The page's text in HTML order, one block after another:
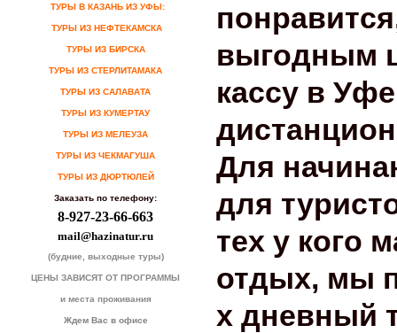
ТУРЫ В КАЗАНЬ ИЗ УФЫ:
ТУРЫ ИЗ НЕФТЕКАМСКА
ТУРЫ ИЗ БИРСКА
ТУРЫ ИЗ СТЕРЛИТАМАКА
ТУРЫ ИЗ САЛАВАТА
ТУРЫ ИЗ КУМЕРТАУ
ТУРЫ ИЗ МЕЛЕУЗА
ТУРЫ ИЗ ЧЕКМАГУША
ТУРЫ ИЗ ДЮРТЮЛЕЙ
Заказать по телефону:
8-927-23-66-663
mail@hazinatur.ru
(будние, выходные туры)
ЦЕНЫ ЗАВИСЯТ ОТ ПРОГРАММЫ
и места проживания
Ждем Вас в офисе
выгодным
кассу в
Для
для
тех у кого
отдых, мы
х дневный